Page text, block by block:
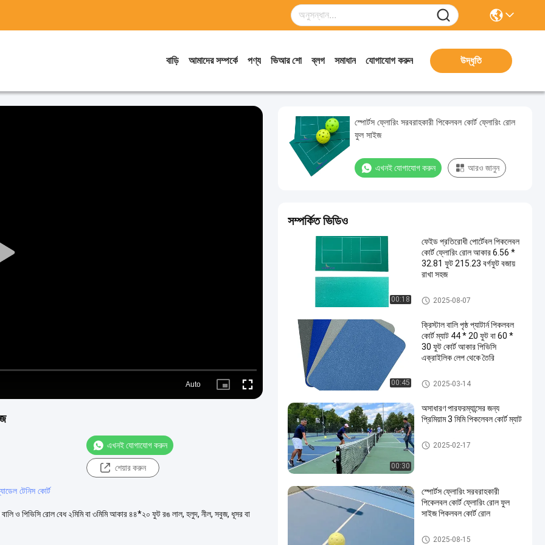
বাড়ি আমাদের সম্পর্কে পণ্য ভিআর শো ব্লগ সমাধান যোগাযোগ করুন উদ্ধৃতি
Play
Auto
Picture- Fullscreen
এখনই যোগাযোগ করুন
শেয়ার করুন
টেনিস কোর্ট
ও পিভিসি রোল বেধ ২মিমি বা ৩মিমি আকার ৪৪*২০ ফুট রঙ লাল, হলুদ, নীল, সবুজ, ধূসর বা
স্পোর্টস ফ্লোরিং সরবরাহকারী পিকেলবল কোর্ট ফ্লোরিং রোল
ফুল সাইজ
এখনই যোগাযোগ করুন আরও জানুন
সম্পর্কিত ভিডিও
00:18
ফেইড প্রতিরোধী পোর্টেবল পিকলেবল
কোর্ট ফ্লোরিং রোল আকার 6.56 *
32.81 ফুট 215.23 বর্গফুট বজায়
রাখা সহজ
পিকলবল কোর্ট ম্যাট
2025-08-07
00:45
ক্রিস্টাল বালি পৃষ্ঠ প্যাটার্ন পিকলবল
কোর্ট ম্যাট 44 * 20 ফুট বা 60 *
30 ফুট কোর্ট আকার পিভিসি
এক্রাইলিক লেপ থেকে তৈরি
পিকলবল কোর্ট ম্যাট
2025-03-14
00:30
অসাধারণ পারফরম্যান্সের জন্য
প্রিমিয়াম 3 মিমি পিকলেবল কোর্ট ম্যাট
পিকলবল কোর্ট ম্যাট
2025-02-17
স্পোর্টস ফ্লোরিং সরবরাহকারী
পিকেলবল কোর্ট ফ্লোরিং রোল ফুল
সাইজ পিকলবল কোর্ট রোল
পিকলবল কোর্ট ম্যাট
2025-08-15